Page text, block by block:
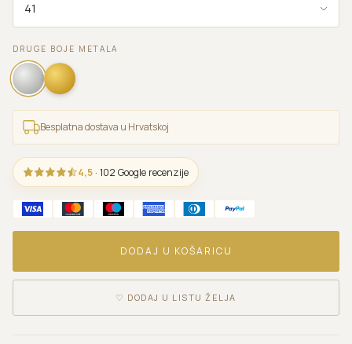
DRUGE BOJE METALA
Besplatna dostava u Hrvatskoj
4,5 · 102 Google recenzije
DODAJ U KOŠARICU
♡ DODAJ U LISTU ŽELJA